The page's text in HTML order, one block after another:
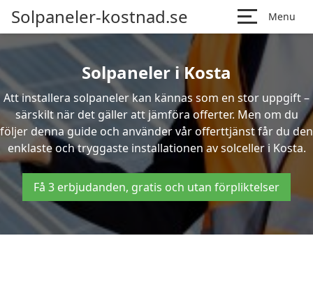
Solpaneler-kostnad.se Menu
Solpaneler i Kosta
Att installera solpaneler kan kännas som en stor uppgift –
särskilt när det gäller att jämföra offerter. Men om du
följer denna guide och använder vår offerttjänst får du den
enklaste och tryggaste installationen av solceller i Kosta.
Få 3 erbjudanden, gratis och utan förpliktelser